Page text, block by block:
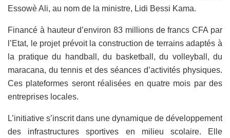
Essowè Ali, au nom de la ministre, Lidi Bessi Kama.
Financé à hauteur d’environ 83 millions de francs CFA par
l’Etat, le projet prévoit la construction de terrains adaptés à
la pratique du handball, du basketball, du volleyball, du
maracana, du tennis et des séances d’activités physiques.
Ces plateformes seront réalisées en quatre mois par des
entreprises locales.
L’initiative s’inscrit dans une dynamique de développement
des infrastructures sportives en milieu scolaire. Elle